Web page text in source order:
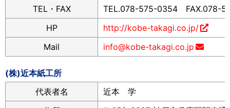
TEL・FAX
TEL.078-575-0354 FAX.078-
HP
http://kobe-takagi.co.jp/
Mail
info@kobe-takagi.co.jp
(株)近本紙工所
代表者名
近本 学